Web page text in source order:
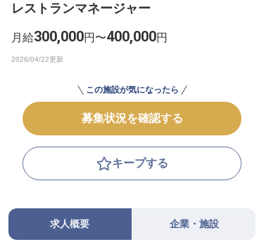
採用をお考えの企業様へ
レストランマネージャー
月給300,000円〜400,000円
この施設が気になったら
募集状況を確認する
キープする
求人概要 企業・施設